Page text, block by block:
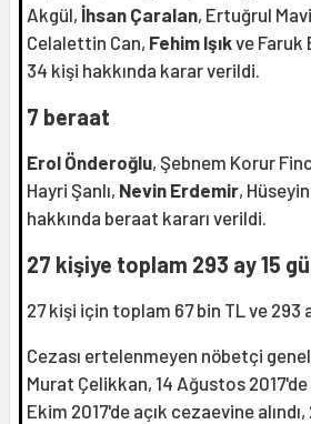
Akgül, İhsan Çaralan, Ertuğrul
Celalettin Can, Fehim Işıkve Faruk
34 kişi hakkında karar verildi.
7 beraat
Erol Önderoğlu, Şebnem Korur
Hayri Şanlı, Nevin Erdemir,
hakkında beraat kararı verildi.
27 kişiye toplam 293 ay 15
27 kişi için toplam 67 bin TL ve 293
Cezası ertelenmeyen nöbetçi
Murat Çelikkan, 14 Ağustos
Ekim 2017'de açık cezaevine alındı,